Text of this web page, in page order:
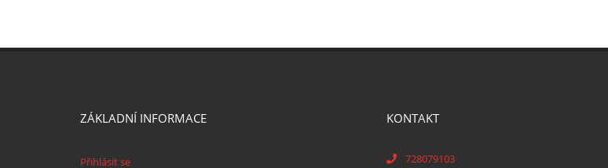
ZÁKLADNÍ INFORMACE
Přihlásit se
KONTAKT
728079103